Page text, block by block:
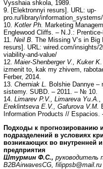
Vysshaia shkola, 1989.
9. [Elektronnyi resurs]. URL: up-
pro.ru/library/
10. Kotler Ph. Marketing
Englewood Cliffs. – N.J.: Prentice-
11. Neil B. The Missing V’s in
resurs]. URL: wired.com/insights/
viability-and-value/
12. Maier-Shenberger V., Kuker K
izmenit to, kak my zhivem,
Ferber, 2014.
13. Cherniak L. Bolshie Dannye –
sistemy. SUBD. – 2011. – № 10.
14. Limarev P.V., Limareva
Ereklintseva E.V., Gafurova V.M.
Information Products // Espacios.
Подходы к
подразделений в условиях
возникающих во внутренней
предприятия
Штурмин Ф.С., руководитель
B2BAirwavesCG filippsb@mail ru